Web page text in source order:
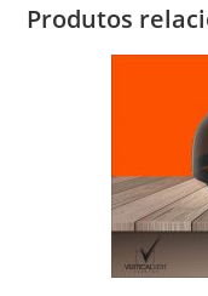
Produtos